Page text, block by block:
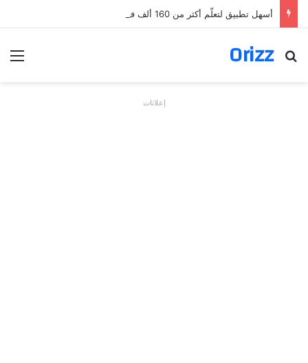
أسهل تطبيق لتعلّم أكثر من 160 ألف فعل بالألمانية
Orizz
بحث عن
إعلانات